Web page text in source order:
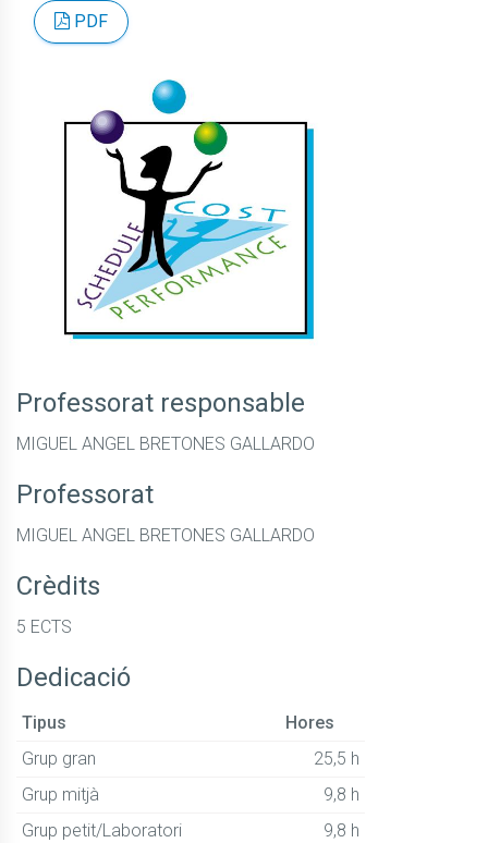
PDF
Professorat responsable
MIGUEL ANGEL BRETONES GALLARDO
Professorat
MIGUEL ANGEL BRETONES GALLARDO
Crèdits
5 ECTS
Dedicació
Tipus
Hores
Grup gran
25,5 h
Grup mitjà
9,8 h
Grup petit/Laboratori
9,8 h